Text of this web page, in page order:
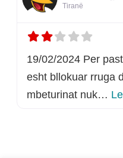
Tiranë
19/02/2024 Per
esht bllokuar rruga
mbeturinat nuk…